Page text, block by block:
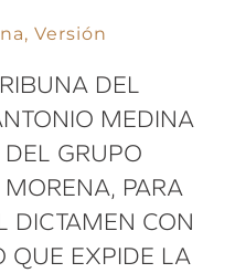
,Versión
DEL
MEDINA
GRUPO
PARA
DICTAMEN CON
QUE EXPIDE LA